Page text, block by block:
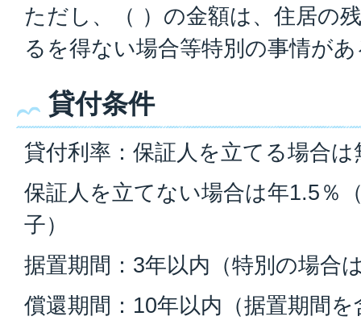
ただし、（ ）の金額は、住居の
るを得ない場合等特別の事情が
貸付条件
貸付利率：保証人を立てる場合は
保証人を立てない場合は年1.5％
子）
据置期間：3年以内（特別の場合
償還期間：10年以内（据置期間を